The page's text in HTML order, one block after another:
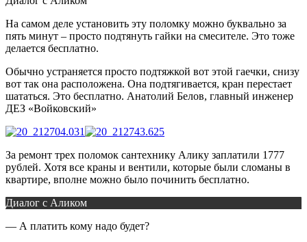
На самом деле установить эту поломку можно буквально за
пять минут – просто подтянуть гайки на смесителе. Это тоже
делается бесплатно.
Обычно устраняется просто подтяжкой вот этой гаечки, снизу
вот так она расположена. Она подтягивается, кран перестает
шататься. Это бесплатно. Анатолий Белов, главный инженер
ДЕЗ «Войковский»
За ремонт трех поломок сантехнику Алику заплатили 1777
рублей. Хотя все краны и вентили, которые были сломаны в
квартире, вполне можно было починить бесплатно.
Диалог с Аликом
— А платить кому надо будет?